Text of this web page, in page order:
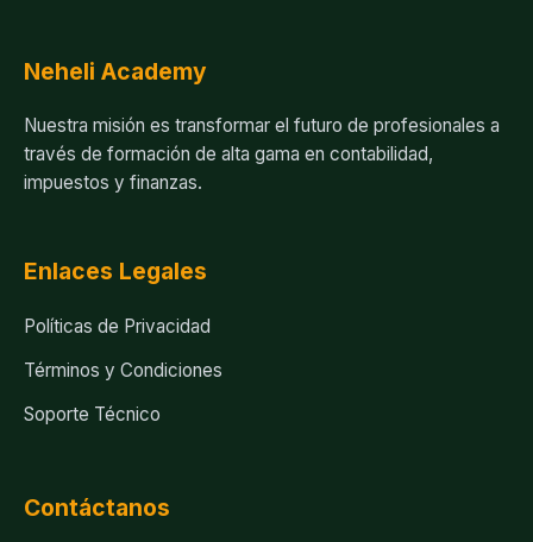
Neheli Academy
Nuestra misión es transformar el futuro de profesionales a
través de formación de alta gama en contabilidad,
impuestos y finanzas.
Enlaces Legales
Políticas de Privacidad
Términos y Condiciones
Soporte Técnico
Contáctanos